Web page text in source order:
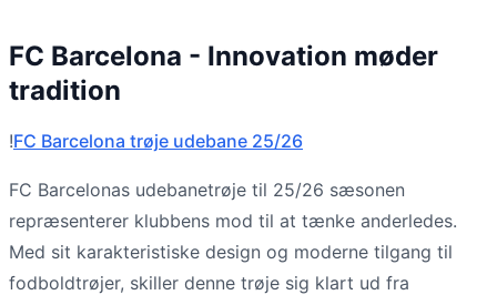
FC Barcelona - Innovation møder
tradition
!FC Barcelona trøje udebane 25/26
FC Barcelonas udebanetrøje til 25/26 sæsonen
repræsenterer klubbens mod til at tænke anderledes.
Med sit karakteristiske design og moderne tilgang til
fodboldtrøjer, skiller denne trøje sig klart ud fra